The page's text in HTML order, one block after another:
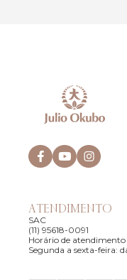
ATENDIMENTO
SAC
(11) 95618-0091
Horário de atendimento
Segunda a sexta-feira: